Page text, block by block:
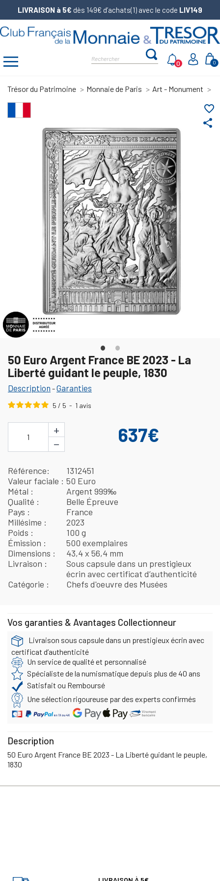
LIVRAISON à 5€ dès 149€ d’achats(1) avec le code LIV149
0
0
Trésor du Patrimoine Monnaie de Paris Art - Monument
share
favorite_border
50 Euro Argent France BE 2023 - La
Liberté guidant le peuple, 1830
Description -Garanties
5 / 5 - 1 avis
1
+
−
637€
Référence
1312451
Valeur faciale
50 Euro
Métal
Argent 999‰
Qualité
Belle Épreuve
Pays
France
Millésime
2023
Poids
100 g
Émission
500 exemplaires
Dimensions
43,4 x 56,4 mm
Livraison
Sous capsule dans un prestigieux
écrin avec certificat d’authenticité
Catégorie
Chefs d'oeuvre des Musées
Vos garanties & Avantages Collectionneur
Livraison sous capsule dans un prestigieux écrin avec
certificat d’authenticité
Un service de qualité et personnalisé
Spécialiste de la numismatique depuis plus de 40 ans
Satisfait ou Remboursé
Une sélection rigoureuse par des experts confirmés
Description
50 Euro Argent France BE 2023 - La Liberté guidant le peuple,
1830